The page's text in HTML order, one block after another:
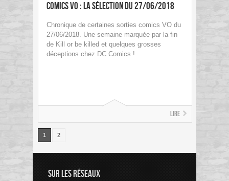
Comics VO : La sélection du 27/06/2018
Chronique de certaines sorties comics VO du
27/06/2018. Une semaine marquée par la fin
de Kill or be killed et quelques grosses
déceptions chez DC Comics !
Lire
1 2
SUR LES RÉSEAUX